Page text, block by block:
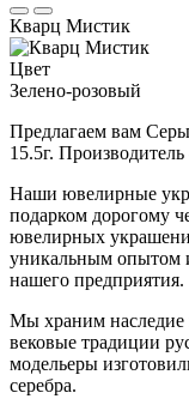
Кварц Мистик
Цвет
Зелено-розовый
Предлагаем вам
15.5г.
Наши ювелирные
подарком дорогому
ювелирных
уникальным опытом
нашего предприятия.
Мы храним наследие
вековые традиции
модельеры
серебра.